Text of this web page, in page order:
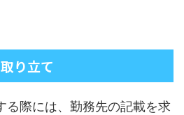
り立て
る際には、勤務先の記載を求